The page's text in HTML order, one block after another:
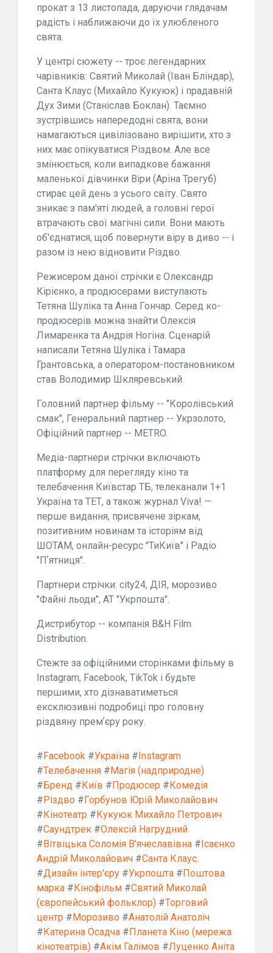
прокат з 13 листопада, даруючи глядачам
радість і наближаючи до їх улюбленого
свята.
У центрі сюжету -- троє легендарних
чарівників: Святий Миколай (Іван Бліндар),
Санта Клаус (Михайло Кукуюк) і прадавній
Дух Зими (Станіслав Боклан). Таємно
зустрівшись напередодні свята, вони
намагаються цивілізовано вирішити, хто з
них має опікуватися Різдвом. Але все
змінюється, коли випадкове бажання
маленької дівчинки Віри (Аріна Трегуб)
стирає цей день з усього світу. Свято
зникає з пам'яті людей, а головні герої
втрачають свої магічні сили. Вони мають
об'єднатися, щоб повернути віру в диво -- і
разом із нею відновити Різдво.
Режисером даної стрічки є Олександр
Кірієнко, а продюсерами виступають
Тетяна Шуліка та Анна Гончар. Серед ко-
продюсерів можна знайти Олексія
Лимаренка та Андрія Ногіна. Сценарій
написали Тетяна Шуліка і Тамара
Грантовська, а оператором-постановником
став Володимир Шкляревський.
Головний партнер фільму -- "Королівський
смак", Генеральний партнер -- Укрзолото,
Офіційний партнер -- METRO.
Медіа-партнери стрічки включають
платформу для перегляду кіно та
телебачення Київстар ТБ, телеканали 1+1
Україна та ТЕТ, а також журнал Viva! —
перше видання, присвячене зіркам,
позитивним новинам та історіям від
ШОТАМ, онлайн-ресурс "ТиКиїв" і Радіо
"Пʼятниця".
Партнери стрічки: city24, ДІЯ, морозиво
"Файні льоди", АТ "Укрпошта".
Дистрибутор -- компанія B&H Film
Distribution.
Стежте за офіційними сторінками фільму в
Instagram, Facebook, TikTok і будьте
першими, хто дізнаватиметься
ексклюзивні подробиці про головну
різдвяну премʼєру року.
#Facebook #Україна #Instagram
#Телебачення #Магія (надприродне)
#Бренд #Київ #Продюсер #Комедія
#Різдво #Горбунов Юрій Миколайович
#Кінотеатр #Кукуюк Михайло Петрович
#Саундтрек #Олексій Нагрудний
#Вітвіцька Соломія В'ячеславівна #Ісаєнко
Андрій Миколайович #Санта Клаус.
#Дизайн інтер'єру #Укрпошта #Поштова
марка #Кінофільм #Святий Миколай
(європейський фольклор) #Торговий
центр #Морозиво #Анатолій Анатоліч
#Катерина Осадча #Планета Кіно (мережа
кінотеатрів) #Акім Галімов #Луценко Аніта